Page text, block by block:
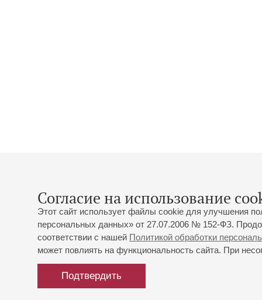
Согласие на использование
Этот сайт использует файлы cookie для улучшения
персональных данных» от 27.07.2006 № 152-ФЗ.
соответствии с нашей Политикой обработки
может повлиять на функциональность сайта. При
Подтвердить